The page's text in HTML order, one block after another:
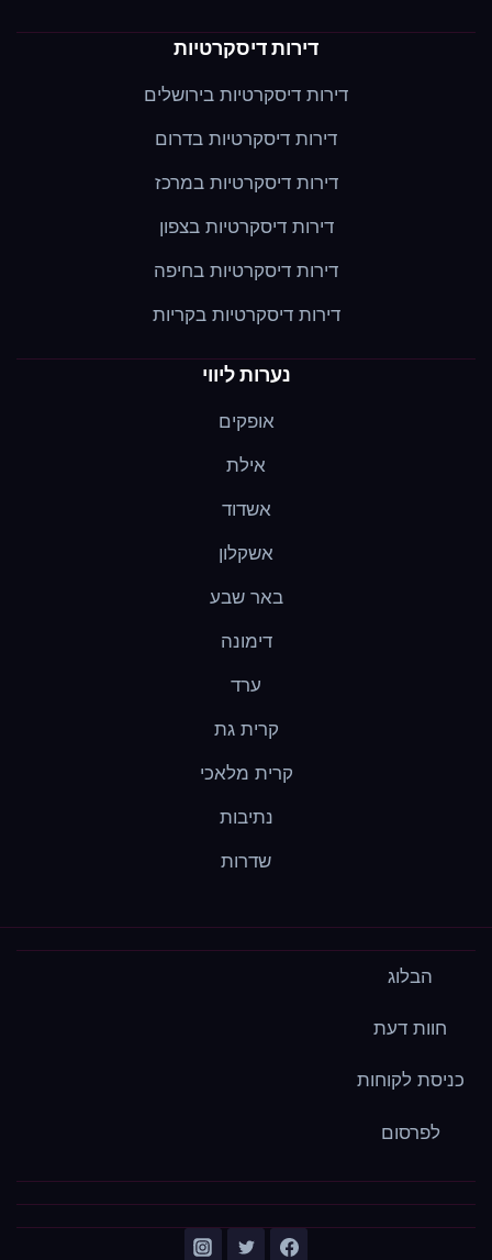
דירות דיסקרטיות
דירות דיסקרטיות בירושלים
דירות דיסקרטיות בדרום
דירות דיסקרטיות במרכז
דירות דיסקרטיות בצפון
דירות דיסקרטיות בחיפה
דירות דיסקרטיות בקריות
נערות ליווי
אופקים
אילת
אשדוד
אשקלון
באר שבע
דימונה
ערד
קרית גת
קרית מלאכי
נתיבות
שדרות
הבלוג
חוות דעת
כניסת לקוחות
לפרסום